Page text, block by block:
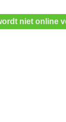
niet online